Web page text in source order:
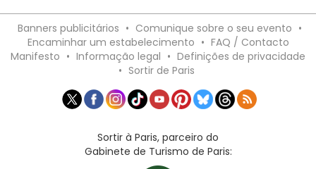
Banners publicitários • Comunique sobre o seu evento •
Encaminhar um estabelecimento • FAQ / Contacto
Manifesto • Informação legal • Definições de privacidade
• Sortir de Paris
Sortir à Paris, parceiro do
Gabinete de Turismo de Paris: